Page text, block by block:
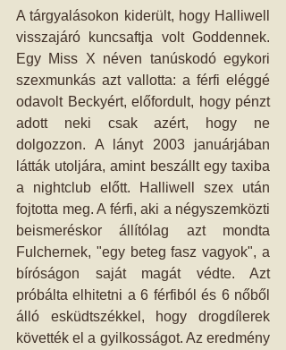
A tárgyalásokon kiderült, hogy Halliwell
visszajáró kuncsaftja volt Goddennek.
Egy Miss X néven tanúskodó egykori
szexmunkás azt vallotta: a férfi eléggé
odavolt Beckyért, előfordult, hogy pénzt
adott neki csak azért, hogy ne
dolgozzon. A lányt 2003 januárjában
látták utoljára, amint beszállt egy taxiba
a nightclub előtt. Halliwell szex után
fojtotta meg. A férfi, aki a négyszemközti
beismeréskor állítólag azt mondta
Fulchernek, "egy beteg fasz vagyok", a
bíróságon saját magát védte. Azt
próbálta elhitetni a 6 férfiból és 6 nőből
álló esküdtszékkel, hogy drogdílerek
követték el a gyilkosságot. Az eredmény